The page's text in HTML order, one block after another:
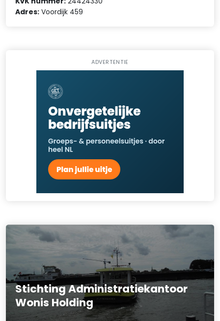
Adres: Voordijk 459
ADVERTENTIE
Stichting Administratiekantoor
Wonis Holding